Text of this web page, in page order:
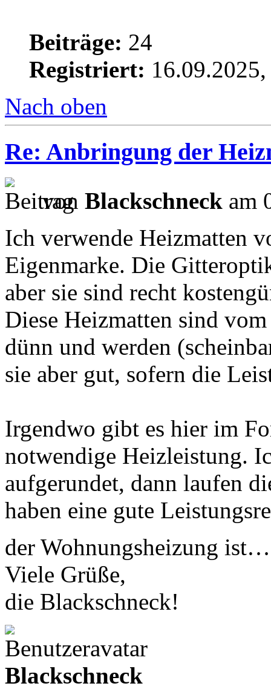
Beiträge: 24
Registriert:
Nach oben
Re: Anbringung der
von Blackschneck am
Ich verwende Heizmatten
Eigenmarke. Die
aber sie sind recht
Diese Heizmatten sind
dünn und werden
sie aber gut, sofern die
Irgendwo gibt es hier im
notwendige Heizleistung.
aufgerundet, dann laufen
haben eine gute
der Wohnungsheizung
Viele Grüße,
die Blackschneck!
Blackschneck